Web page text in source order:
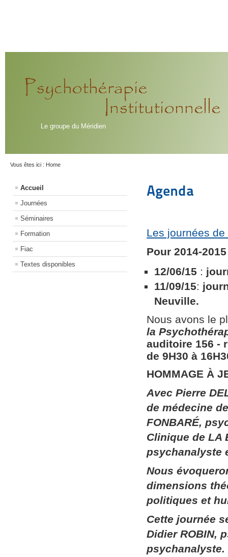
Le groupe du Méridien
Vous êtes ici : Home
Accueil
Journées
Séminaires
Formation
Fiac
Textes disponibles
Agenda
Les journées
Pour 2014-
12/06/15 :
11/09/15:
Neuville.
Nous avons le
la
auditoire 156​ ​-
de 9H30 à
HOMMAGE À
Avec Pierre
de médecine
FONBARÉ,
Clinique de LA
psychanalyste
Nous
dimensions
politiques et
Cette journée
Didier ROBIN,
psychanalyste.